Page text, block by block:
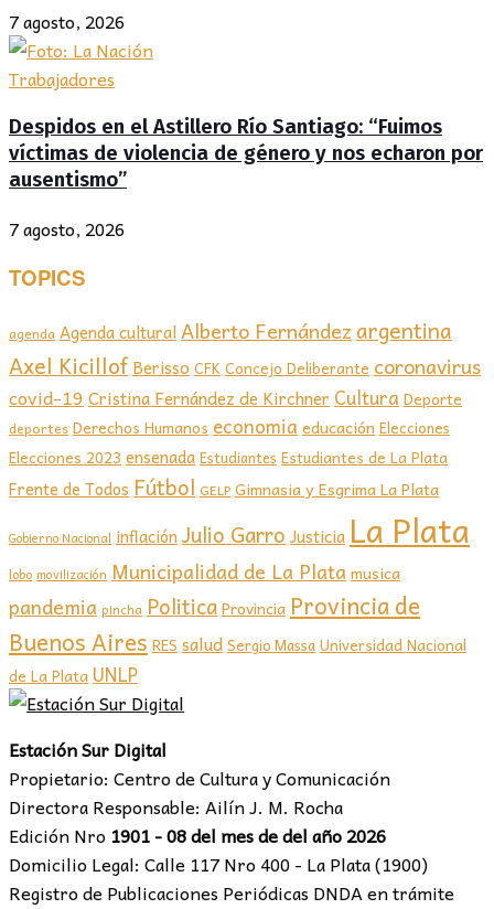
7 agosto, 2026
Trabajadores
Despidos en el Astillero Río Santiago: “Fuimos
víctimas de violencia de género y nos echaron por
ausentismo”
7 agosto, 2026
TOPICS
agenda Agenda culturalAlberto Fernández argentina
Axel Kicillof Berisso CFKConcejo Deliberante coronavirus
covid-19 Cristina Fernández de Kirchner Cultura Deporte
deportes Derechos Humanos economia educación Elecciones
Elecciones 2023 ensenada Estudiantes Estudiantes de La Plata
Frente de Todos Fútbol GELP Gimnasia y Esgrima La Plata
Gobierno Nacional inflación Julio Garro Justicia La Plata
lobo movilización Municipalidad de La Plata musica
pandemia pincha PoliticaProvincia Provincia de
Buenos Aires RES saludSergio MassaUniversidad Nacional
de La Plata UNLP
Estación Sur Digital
Propietario: Centro de Cultura y Comunicación
Directora Responsable: Ailín J. M. Rocha
Edición Nro 1901 - 08 del mes de del año 2026
Domicilio Legal: Calle 117 Nro 400 - La Plata (1900)
Registro de Publicaciones Periódicas DNDA en trámite